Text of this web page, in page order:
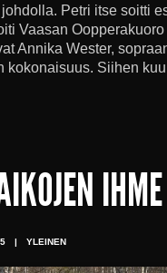
Petri itse soitti
Vaasan
Annika Wester,
kokonaisuus. Siihen
IHME
| YLEINEN